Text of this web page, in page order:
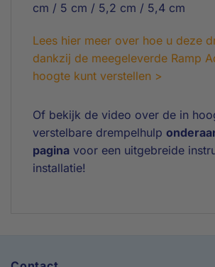
cm / 5 cm / 5,2 cm / 5,4 cm
Lees hier meer over hoe u deze
dankzij de meegeleverde Ramp
hoogte kunt verstellen >
Of bekijk de video over de in
verstelbare drempelhulp
pagina voor een uitgebreide
installatie!